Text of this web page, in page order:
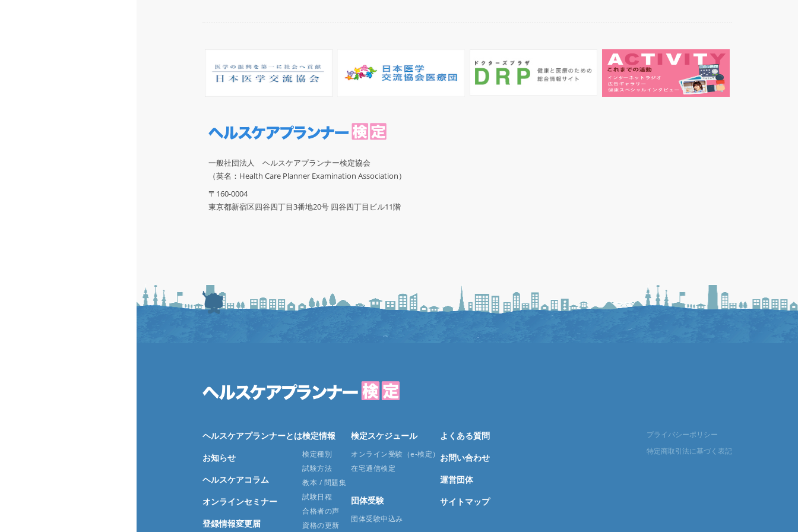
一般社団法人 ヘルスケアプランナー検定協会
（英名：Health Care Planner Examination Association）
〒160-0004
東京都新宿区四谷四丁目3番地20号 四谷四丁目ビル11階
ヘルスケアプランナーとは
お知らせ
ヘルスケアコラム
オンラインセミナー
登録情報変更届
検定情報
検定種別
試験方法
教本 / 問題集
試験日程
合格者の声
資格の更新
検定スケジュール
オンライン受験（e-検定）
在宅通信検定
団体受験
団体受験申込み
よくある質問
お問い合わせ
運営団体
サイトマップ
プライバシーポリシー
特定商取引法に基づく表記